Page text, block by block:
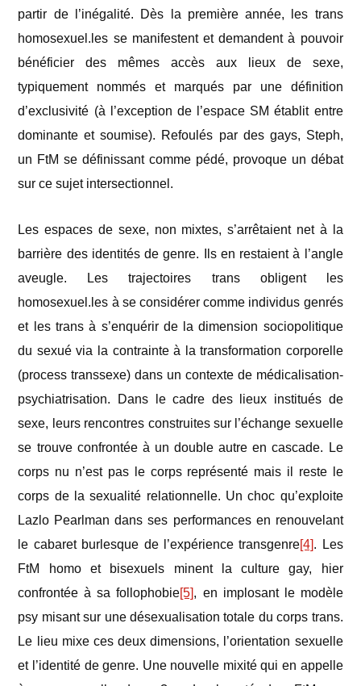
partir de l’inégalité. Dès la première année, les trans
homosexuel.les se manifestent et demandent à pouvoir
bénéficier des mêmes accès aux lieux de sexe,
typiquement nommés et marqués par une définition
d’exclusivité (à l’exception de l’espace SM établit entre
dominante et soumise). Refoulés par des gays, Steph,
un FtM se définissant comme pédé, provoque un débat
sur ce sujet intersectionnel.
Les espaces de sexe, non mixtes, s’arrêtaient net à la
barrière des identités de genre. Ils en restaient à l’angle
aveugle. Les trajectoires trans obligent les
homosexuel.les à se considérer comme individus genrés
et les trans à s’enquérir de la dimension sociopolitique
du sexué via la contrainte à la transformation corporelle
(process transsexe) dans un contexte de médicalisation-
psychiatrisation. Dans le cadre des lieux institués de
sexe, leurs rencontres construites sur l’échange sexuelle
se trouve confrontée à un double autre en cascade. Le
corps nu n’est pas le corps représenté mais il reste le
corps de la sexualité relationnelle. Un choc qu’exploite
Lazlo Pearlman dans ses performances en renouvelant
le cabaret burlesque de l’expérience transgenre[4]. Les
FtM homo et bisexuels minent la culture gay, hier
confrontée à sa follophobie[5], en implosant le modèle
psy misant sur une désexualisation totale du corps trans.
Le lieu mixe ces deux dimensions, l’orientation sexuelle
et l’identité de genre. Une nouvelle mixité qui en appelle